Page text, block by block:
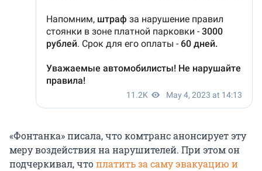
«Фонтанка» писала, что комтранс анонсирует эту
меру воздействия на нарушителей. При этом он
подчеркивал, чтоплатить за саму эвакуацию и